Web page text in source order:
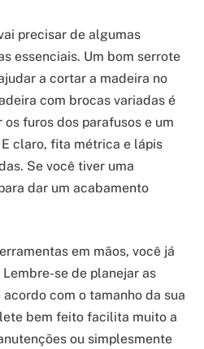
precisar de algumas
essenciais. Um bom serrote
a cortar a madeira no
com brocas variadas é
furos dos parafusos e um
claro, fita métrica e lápis
Se você tiver uma
dar um acabamento
em mãos, você já
se de planejar as
com o tamanho da sua
bem feito facilita muito a
ou simplesmente